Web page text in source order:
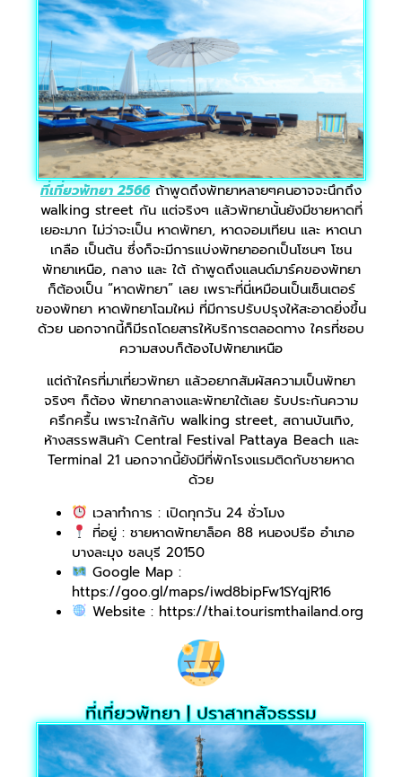
ที่เที่ยวพัทยา 2566ถ้าพูดถึงพัทยาหลายๆคนอาจจะนึกถึง
walking street กัน แต่จริงๆ แล้วพัทยานั้นยังมีชายหาดที่
เยอะมาก ไม่ว่าจะเป็น หาดพัทยา, หาดจอมเทียน และ หาดนา
เกลือ เป็นต้น ซึ่งก็จะมีการแบ่งพัทยาออกเป็นโซนๆ โซน
พัทยาเหนือ, กลาง และ ใต้ ถ้าพูดถึงแลนด์มาร์คของพัทยา
ก็ต้องเป็น “หาดพัทยา” เลย เพราะที่นี่เหมือนเป็นเซ็นเตอร์
ของพัทยา หาดพัทยาโฉมใหม่ ที่มีการปรับปรุงให้สะอาดยิ่งขึ้น
ด้วย นอกจากนี้ก็มีรถโดยสารให้บริการตลอดทาง ใครที่ชอบ
ความสงบก็ต้องไปพัทยาเหนือ
แต่ถ้าใครที่มาเที่ยวพัทยา แล้วอยากสัมผัสความเป็นพัทยา
จริงๆ ก็ต้อง พัทยากลางและพัทยาใต้เลย รับประกันความ
ครึกครื้น เพราะใกล้กับ walking street, สถานบันเทิง,
ห้างสรรพสินค้า Central Festival Pattaya Beach และ
Terminal 21 นอกจากนี้ยังมีที่พักโรงแรมติดกับชายหาด
ด้วย
เวลาทำการ : เปิดทุกวัน 24 ชั่วโมง
ที่อยู่ : ชายหาดพัทยาล็อค 88 หนองปรือ อำเภอ
บางละมุง ชลบุรี 20150
Google Map :
https://goo.gl/maps/iwd8bipFw1SYqjR16
Website : https://thai.tourismthailand.org
ที่เที่ยวพัทยา | ปราสาทสัจธรรม